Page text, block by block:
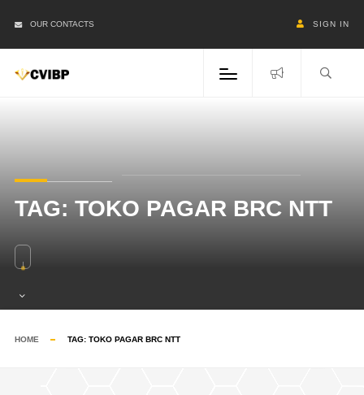
OUR CONTACTS SIGN IN
TAG: TOKO PAGAR BRC NTT
HOME TAG: TOKO PAGAR BRC NTT